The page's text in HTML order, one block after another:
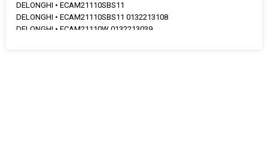
DELONGHI • ECAM21110SBS11
DELONGHI • ECAM21110SBS11 0132213108
DELONGHI • ECAM21110W 0132213039
DELONGHI • ECAM21112S 0132213156